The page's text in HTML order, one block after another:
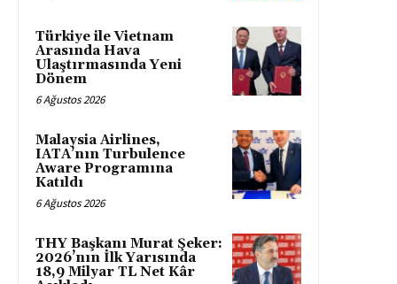
Türkiye ile Vietnam
Arasında Hava
Ulaştırmasında Yeni
Dönem
6 Ağustos 2026
Malaysia Airlines,
IATA’nın Turbulence
Aware Programına
Katıldı
6 Ağustos 2026
THY Başkanı Murat Şeker:
2026’nın İlk Yarısında
18,9 Milyar TL Net Kâr